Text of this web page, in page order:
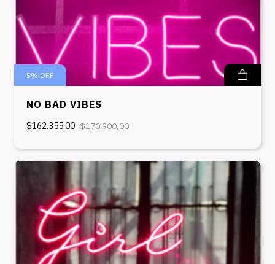
5% OFF
NO BAD VIBES
$162.355,00 $170.900,00